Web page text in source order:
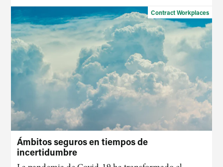
Ámbitos seguros en tiempos de
incertidumbre
Contract Workplaces